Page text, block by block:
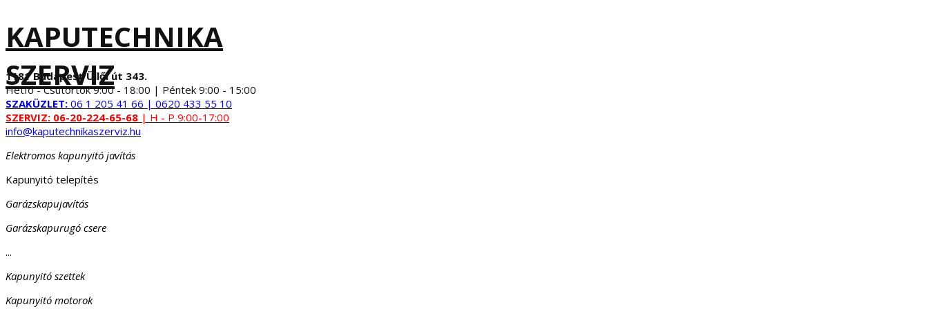
KAPUTECHNIKA
SZERVIZ
1181 Budapest Üllői út 343.
Hétfő - Csütörtök 9:00 - 18:00 | Péntek 9:00 - 15:00
SZAKÜZLET: 06 1 205 41 66 | 0620 433 55 10
SZERVIZ: 06-20-224-65-68 | H - P 9:00-17:00
info@kaputechnikaszerviz.hu
Elektromos kapunyitó javítás
Kapunyitó telepítés
Garázskapujavítás
Garázskapurugó csere
...
Kapunyitó szettek
Kapunyitó motorok